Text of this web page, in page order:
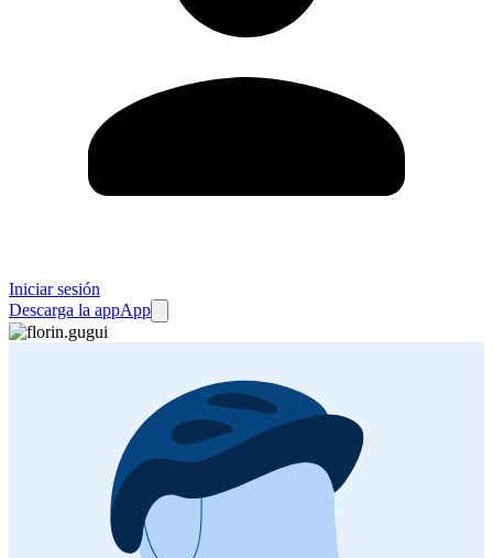
Iniciar sesión
Descarga la appApp